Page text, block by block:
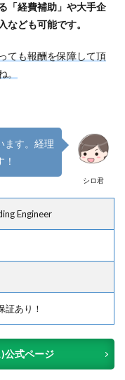
「経費補助」や大手企
ども可能です。
ても報酬を保障して頂
。
シロ君
ます。経理
Engineer
証あり！
公式ページ